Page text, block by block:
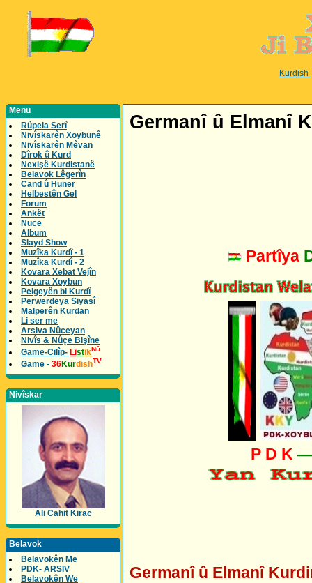
Kurdish
Menu
Rûpela Serî
Nivîskarên Xoybunê
Nivîskarên Mêvan
Dîrok û Kurd
Nexişê Kurdistanê
Belavok Lêgerîn
Cand û Huner
Helbestên Gel
Forum
Ankêt
Nuce
Album
Slayd Show
Muzîka Kurdî - 1
Muzîka Kurdî - 2
Kovara Xebat Vejîn
Kovara Xoybun
Pelgeyên bi Kurdî
Perwerdeya Siyasî
Malperên Kurdan
Li ser me
Arsiva Nûceyan
Nivîs & Nûçe Bişîne
Game-Cilîp- ListikNû
Game - 36KurdishTV
Nivîskar
Ali Cahit Kirac
Belavok
Belavokên Me
PDK- ARSIV
Belavokên We
Germanî û Elmanî
Partîya
P D K
Germanî û Elmanî